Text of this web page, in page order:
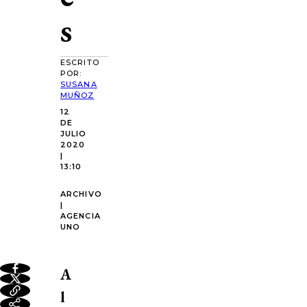
s
ESCRITO
POR:
SUSANA
MUÑOZ
12
DE
JULIO
2020
|
13:10
ARCHIVO
|
AGENCIA
UNO
A
l